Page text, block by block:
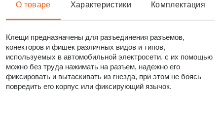
О товаре Характеристики Комплектация
Клещи предназначены для разъединения разъемов,
конекторов и фишек различных видов и типов,
используемых в автомобильной электросети. с их помощью
можно без труда нажимать на разъем, надежно его
фиксировать и вытаскивать из гнезда, при этом не боясь
повредить его корпус или фиксирующий язычок.